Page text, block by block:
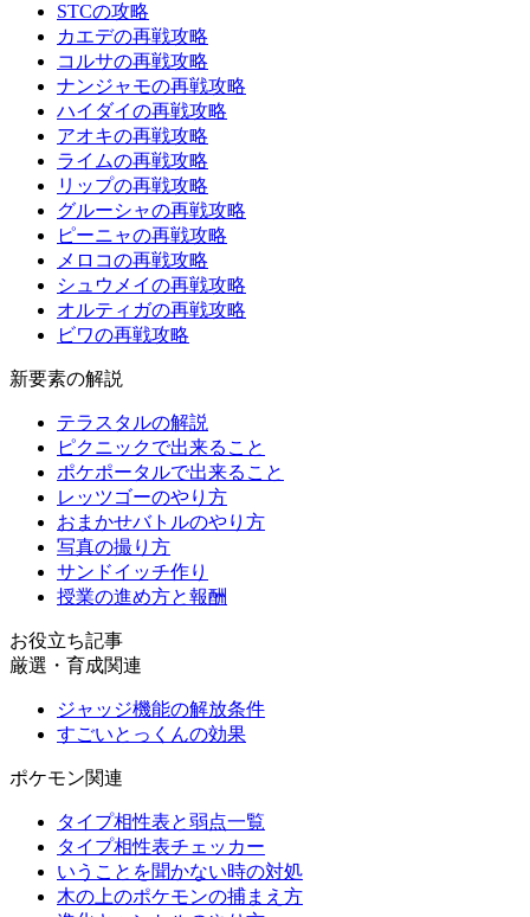
STCの攻略
カエデの再戦攻略
コルサの再戦攻略
ナンジャモの再戦攻略
ハイダイの再戦攻略
アオキの再戦攻略
ライムの再戦攻略
リップの再戦攻略
グルーシャの再戦攻略
ピーニャの再戦攻略
メロコの再戦攻略
シュウメイの再戦攻略
オルティガの再戦攻略
ビワの再戦攻略
新要素の解説
テラスタルの解説
ピクニックで出来ること
ポケポータルで出来ること
レッツゴーのやり方
おまかせバトルのやり方
写真の撮り方
サンドイッチ作り
授業の進め方と報酬
お役立ち記事
厳選・育成関連
ジャッジ機能の解放条件
すごいとっくんの効果
ポケモン関連
タイプ相性表と弱点一覧
タイプ相性表チェッカー
いうことを聞かない時の対処
木の上のポケモンの捕まえ方